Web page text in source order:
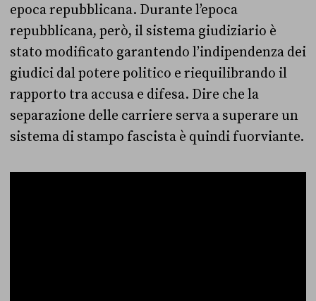
epoca repubblicana. Durante l’epoca
repubblicana, però, il sistema giudiziario è
stato modificato garantendo l’indipendenza dei
giudici dal potere politico e riequilibrando il
rapporto tra accusa e difesa. Dire che la
separazione delle carriere serva a superare un
sistema di stampo fascista è quindi fuorviante.